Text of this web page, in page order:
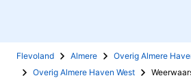
Flevoland Almere
Overig Almere
Overig Almere Haven West